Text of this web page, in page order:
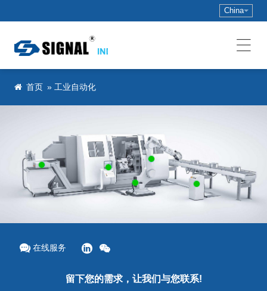
China
首页 » 工业自动化
在线服务
留下您的需求，让我们与您联系!